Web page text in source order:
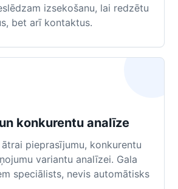
izsekošanu, lai redzētu
bet arī kontaktus.
konkurentu analīze
pieprasījumu, konkurentu
variantu analīzei. Gala
speciālists, nevis automātisks